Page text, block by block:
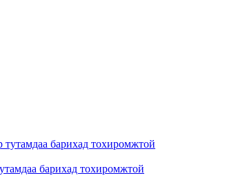
барихад тохиромжтой